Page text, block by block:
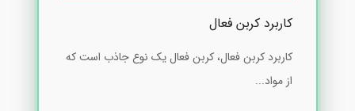
کاربرد کربن فعال
کاربرد کربن فعال، کربن فعال یک نوع جاذب است که
از مواد...